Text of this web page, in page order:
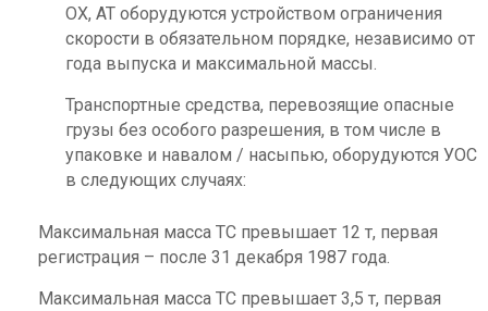
OX, АТ оборудуются устройством ограничения
скорости в обязательном порядке, независимо от
года выпуска и максимальной массы.
Транспортные средства, перевозящие опасные
грузы без особого разрешения, в том числе в
упаковке и навалом / насыпью, оборудуются УОС
в следующих случаях:
Максимальная масса ТС превышает 12 т, первая
регистрация – после 31 декабря 1987 года.
Максимальная масса ТС превышает 3,5 т, первая